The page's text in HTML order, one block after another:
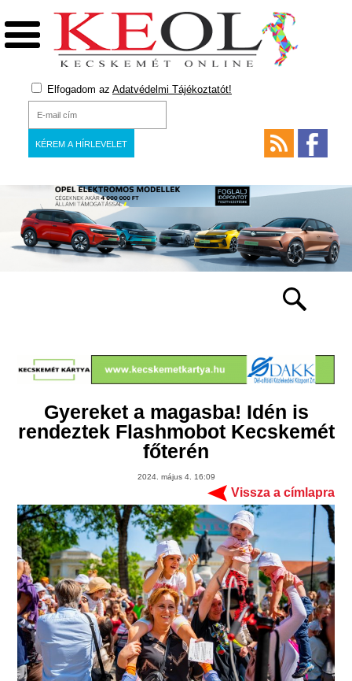
Elfogadom az Adatvédelmi Tájékoztatót!
Gyereket a magasba! Idén is
rendeztek Flashmobot Kecskemét
főterén
2024. május 4. 16:09
Vissza a címlapra